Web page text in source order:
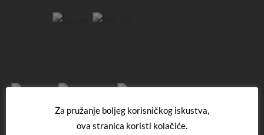
Za pružanje boljeg korisničkog iskustva,
ova stranica koristi kolačiće.